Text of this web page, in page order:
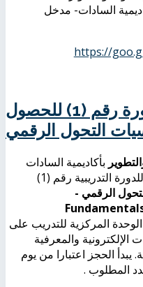
السادات- مدخل
https://
فتح باب الحجز للدورة رقم (1) للحصول
التحول الرقمي
بأكاديمية السادات
للعلوم الإدارية عن فتح باب الحجز للدورة التدريبية رقم (1)
الرقمي -
المركزية للتدريب على
الإلكترونية والمعرفية
الحجز اعتبارا من يوم